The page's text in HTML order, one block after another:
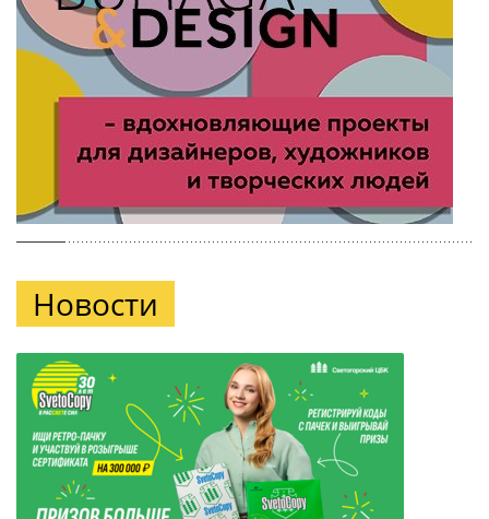
Новости